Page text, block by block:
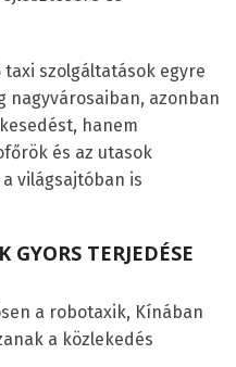
szolgáltatások egyre
nagyvárosaiban, azonban
hanem
és az utasok
világsajtóban is
TERJEDÉSE
a robotaxik, Kínában
a közlekedés